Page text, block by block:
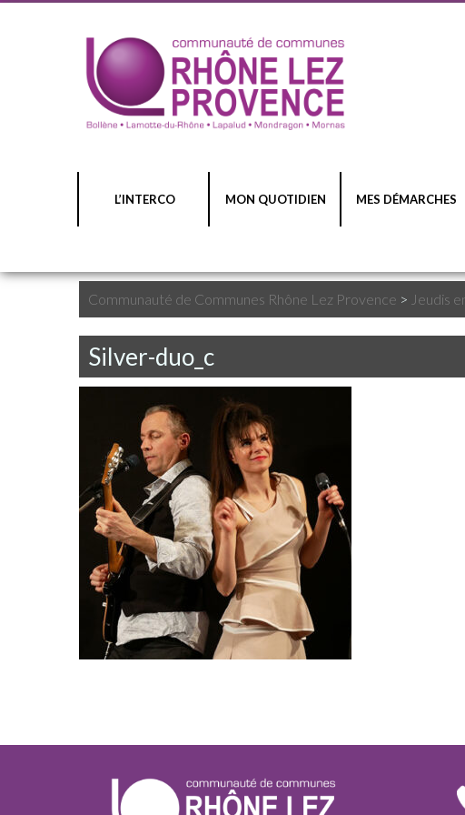
L’INTERCO MON QUOTIDIEN MES DÉMARCHES
Communauté de Communes Rhône Lez Provence > Jeudis
Silver-duo_c